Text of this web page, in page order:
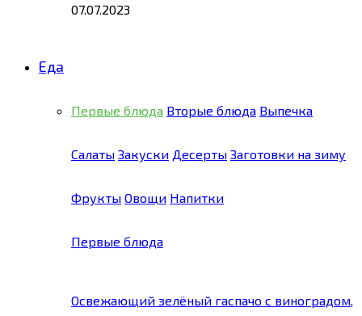
07.07.2023
Еда
Первые блюда Вторые блюда Выпечка
Салаты Закуски Десерты Заготовки на зиму
Фрукты Овощи Напитки
Первые блюда
Освежающий зелёный гаспачо с виноградом,